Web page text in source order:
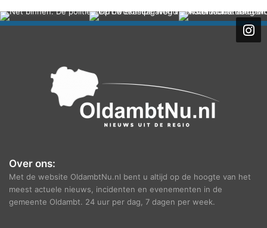
h
Over ons:
Met de website OldambtNu.nl bent u altijd op de hoogte van het
meest actuele nieuws, incidenten en evenementen in de
gemeente Oldambt. 24 uur per dag, 7 dagen per week.